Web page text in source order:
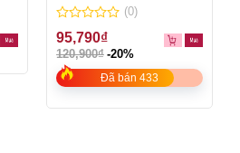
0
out
of
5
(0)
95,790₫
120,900₫ -20%
Đã bán 433